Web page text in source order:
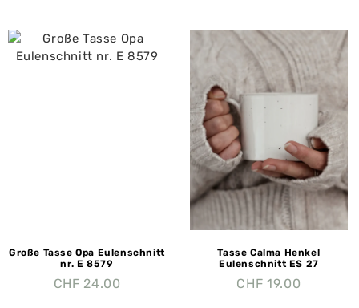
Große Tasse Opa Eulenschnitt
nr. E 8579
CHF 24.00
Tasse Calma Henkel
Eulenschnitt ES 27
CHF 19.00